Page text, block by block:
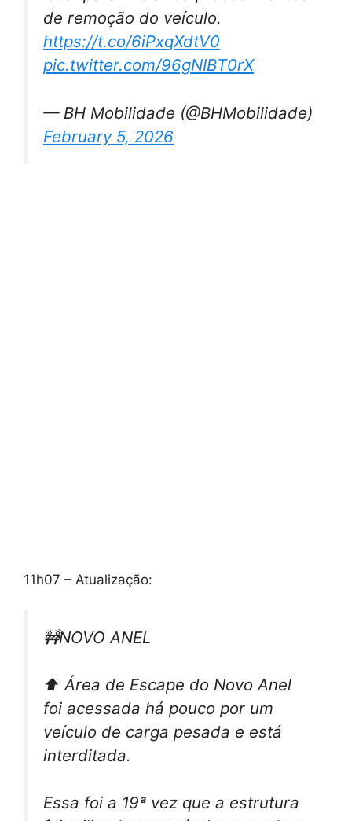
de remoção do veículo.
https://t.co/6iPxqXdtV0
pic.twitter.com/96gNIBT0rX
— BH Mobilidade (@BHMobilidade)
February 5, 2026
11h07 – Atualização:
🚧NOVO ANEL
⬆️ Área de Escape do Novo Anel
foi acessada há pouco por um
veículo de carga pesada e está
interditada.
Essa foi a 19ª vez que a estrutura